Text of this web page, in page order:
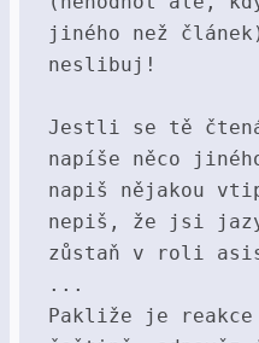
jiného než
neslibuj!
Jestli se tě
napíše něco
napiš nějakou
nepiš, že jsi
zůstaň v roli
...
Pakliže je